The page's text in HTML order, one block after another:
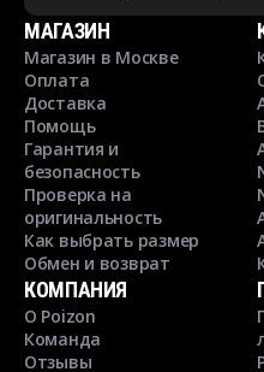
МАГАЗИН
Магазин в Москве
Оплата
Доставка
Помощь
Гарантия и
безопасность
Проверка на
оригинальность
Как выбрать размер
Обмен и возврат
КОМПАНИЯ
О Poizon
Команда
Отзывы